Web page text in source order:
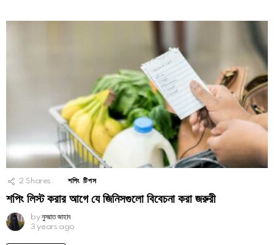
2 Shares শপিং টিপস
শপিং লিস্ট করার আগে যে জিনিসগুলো বিবেচনা করা জরুরী
by নুসরাত জাহান
3 years ago